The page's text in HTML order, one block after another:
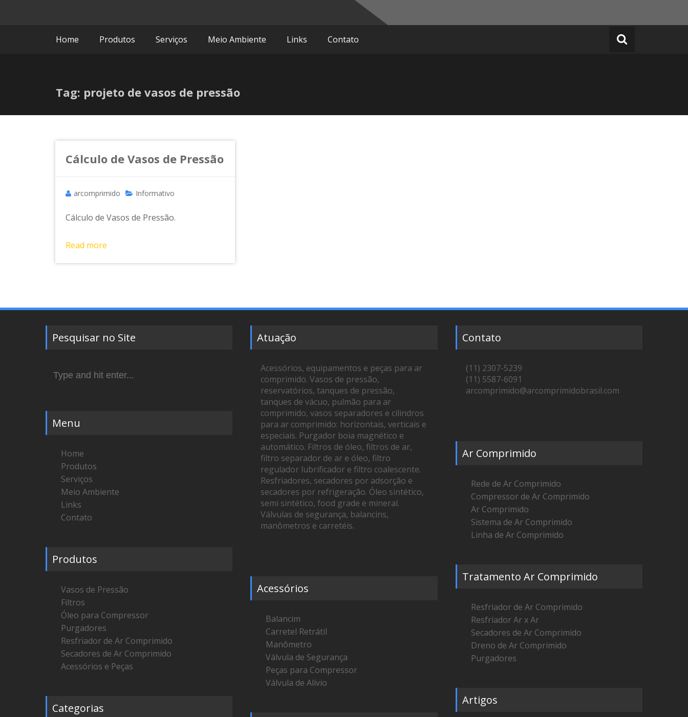
Home Produtos Serviços Meio Ambiente Links Contato
Tag: projeto de vasos de pressão
Cálculo de Vasos de Pressão
arcomprimido Informativo
Cálculo de Vasos de Pressão.
Read more
Pesquisar no Site
for:
Menu
Home
Produtos
Serviços
Meio Ambiente
Links
Contato
Produtos
Vasos de Pressão
Filtros
Óleo para Compressor
Purgadores
Resfriador de Ar Comprimido
Secadores de Ar Comprimido
Acessórios e Peças
Categorias
Atuação
Acessórios, equipamentos e peças para ar
comprimido. Vasos de pressão,
reservatórios, tanques de pressão,
tanques de vácuo, pulmão para ar
comprimido, vasos separadores e cilindros
para ar comprimido: horizontais, verticais e
especiais. Purgador boia magnético e
automático. Filtros de óleo, filtros de ar,
filtro separador de ar e óleo, filtro
regulador lubrificador e filtro coalescente.
Resfriadores, secadores por adsorção e
secadores por refrigeração. Óleo sintético,
semi sintético, food grade e mineral.
Válvulas de segurança, balancins,
manômetros e carretéis.
Acessórios
Balancim
Carretel Retrátil
Manômetro
Válvula de Segurança
Peças para Compressor
Válvula de Alívio
Contato
(11) 2307-5239
(11) 5587-6091
arcomprimido@arcomprimidobrasil.com
Ar Comprimido
Rede de Ar Comprimido
Compressor de Ar Comprimido
Ar Comprimido
Sistema de Ar Comprimido
Linha de Ar Comprimido
Tratamento Ar Comprimido
Resfriador de Ar Comprimido
Resfriador Ar x Ar
Secadores de Ar Comprimido
Dreno de Ar Comprimido
Purgadores
Artigos